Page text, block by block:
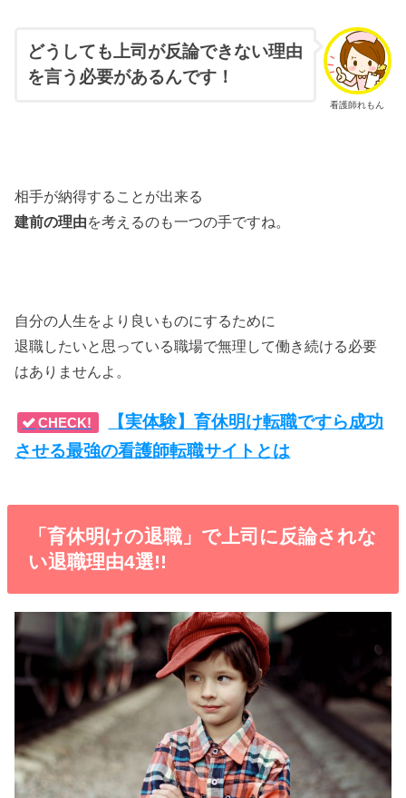
看護師れもん
どうしても上司が反論できない理由
を言う必要があるんです！
相手が納得することが出来る
建前の理由を考えるのも一つの手ですね。
自分の人生をより良いものにするために
退職したいと思っている職場で無理して働き続ける必要
はありませんよ。
CHECK!
【実体験】育休明け転職ですら成功
させる最強の看護師転職サイトとは
「育休明けの退職」で上司に反論されな
い退職理由4選!!